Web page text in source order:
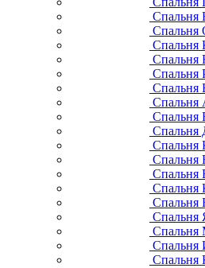
Спальня
Спальня
Спальня
Спальня
Спальня
Спальня
Спальня
Спальня
Спальня
Спальня
Спальня
Спальня
Спальня
Спальня
Спальня
Спальня
Спальня
Спальня